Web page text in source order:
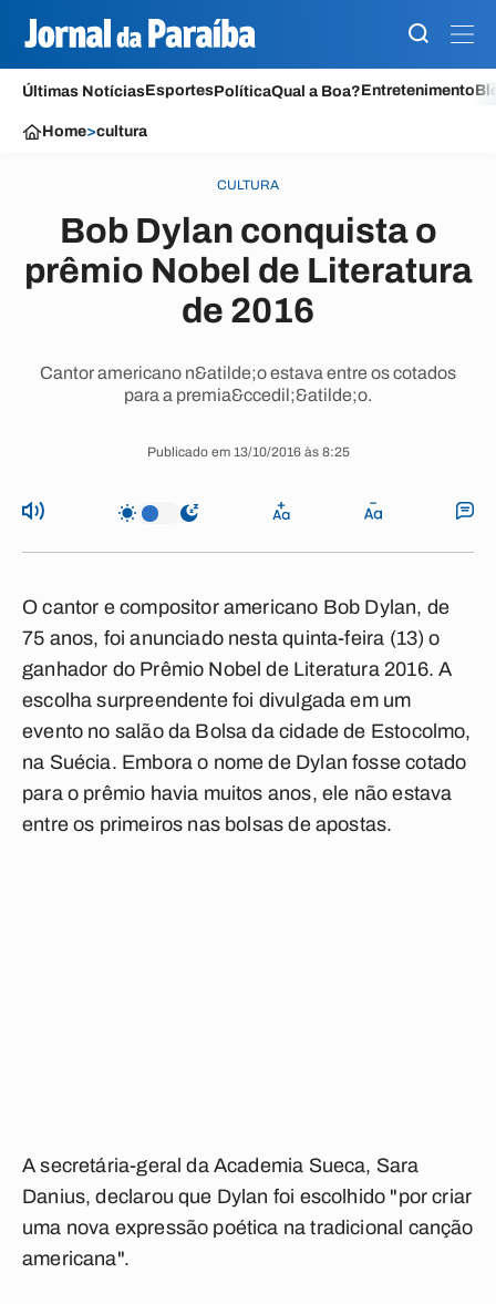
Últimas NotíciasEsportesPolíticaQual a Boa?Entretenimento
Home>cultura
CULTURA
Bob Dylan conquista o
prêmio Nobel de Literatura
de 2016
Cantor americano n&atilde;o estava entre os cotados
para a premia&ccedil;&atilde;o.
Publicado em 13/10/2016 às 8:25
O cantor e compositor americano Bob Dylan, de
75 anos, foi anunciado nesta quinta-feira (13) o
ganhador do Prêmio Nobel de Literatura 2016. A
escolha surpreendente foi divulgada em um
evento no salão da Bolsa da cidade de Estocolmo,
na Suécia. Embora o nome de Dylan fosse cotado
para o prêmio havia muitos anos, ele não estava
entre os primeiros nas bolsas de apostas.
A secretária-geral da Academia Sueca, Sara
Danius, declarou que Dylan foi escolhido "por criar
uma nova expressão poética na tradicional canção
americana".